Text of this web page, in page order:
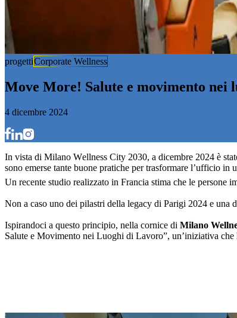
progettiCorporate Wellness
Move More! Salute e movimento nei l
4 dicembre 2024
In vista di Milano Wellness City 2030, a dicembre 2024 è stat
sono emerse tante buone pratiche per trasformare l’ufficio in u
Un recente studio realizzato in Francia stima che le persone
Non a caso uno dei pilastri della legacy di Parigi 2024 e
​​Ispirandoci a questo principio, nella cornice di Milano
Salute e Movimento nei Luoghi di Lavoro”, un’iniziativa